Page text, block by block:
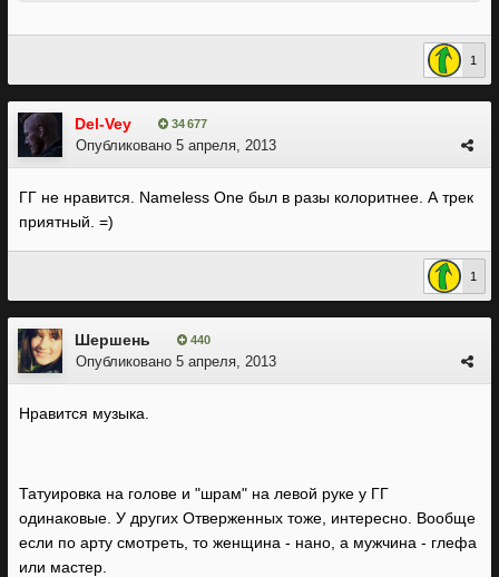
1
Del-Vey 34 677
Опубликовано 5 апреля, 2013
ГГ не нравится. Nameless One был в разы колоритнее. А трек
приятный. =)
1
Шершень 440
Опубликовано 5 апреля, 2013
Нравится музыка.
Татуировка на голове и "шрам" на левой руке у ГГ
одинаковые. У других Отверженных тоже, интересно. Вообще
если по арту смотреть, то женщина - нано, а мужчина - глефа
или мастер.